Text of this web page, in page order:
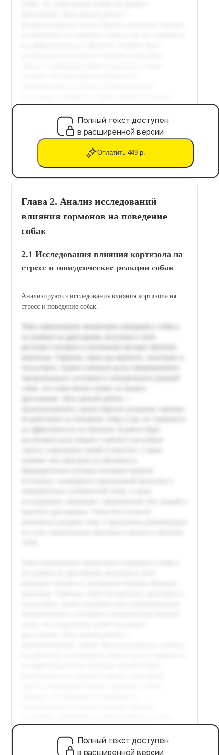
Полный текст доступен
в расширенной версии
Оплатить 449 р.
Глава 2. Анализ исследований
влияния гормонов на поведение
собак
2.1 Исследования влияния кортизола на
стресс и поведенческие реакции собак
Анализируются исследования влияния кортизола на
стресс и поведение собак.
Полный текст доступен
в расширенной версии